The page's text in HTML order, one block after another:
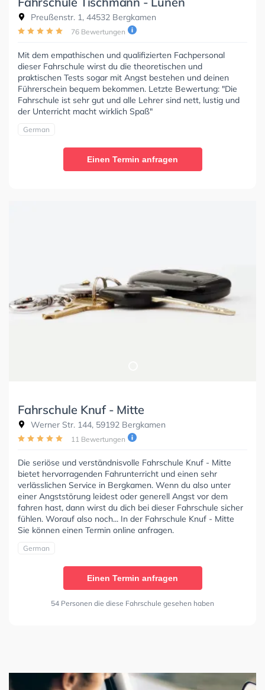
Preußenstr. 1, 44532 Bergkamen
76 Bewertungen
Mit dem empathischen und qualifizierten Fachpersonal
dieser Fahrschule wirst du die theoretischen und
praktischen Tests sogar mit Angst bestehen und deinen
Führerschein bequem bekommen. Letzte Bewertung: "Die
Fahrschule ist sehr gut und alle Lehrer sind nett, lustig und
der Unterricht macht wirklich Spaß"
German
Einen Termin anfragen
Fahrschule Knuf - Mitte
Werner Str. 144, 59192 Bergkamen
11 Bewertungen
Die seriöse und verständnisvolle Fahrschule Knuf - Mitte
bietet hervorragenden Fahrunterricht und einen sehr
verlässlichen Service in Bergkamen. Wenn du also unter
einer Angststörung leidest oder generell Angst vor dem
fahren hast, dann wirst du dich bei dieser Fahrschule sicher
fühlen. Worauf also noch... In der Fahrschule Knuf - Mitte
Sie können einen Termin online anfragen.
German
Einen Termin anfragen
54 Personen die diese Fahrschule gesehen haben